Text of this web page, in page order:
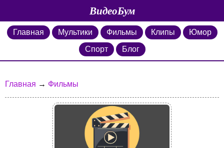
ВидеоБум
Главная Мультики Фильмы Клипы
Юмор
Спорт
Блог
Главная → Фильмы